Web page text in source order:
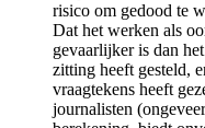
risico om gedood te
Dat het werken als
gevaarlijker is dan
zitting heeft gesteld,
vraagtekens heeft
journalisten